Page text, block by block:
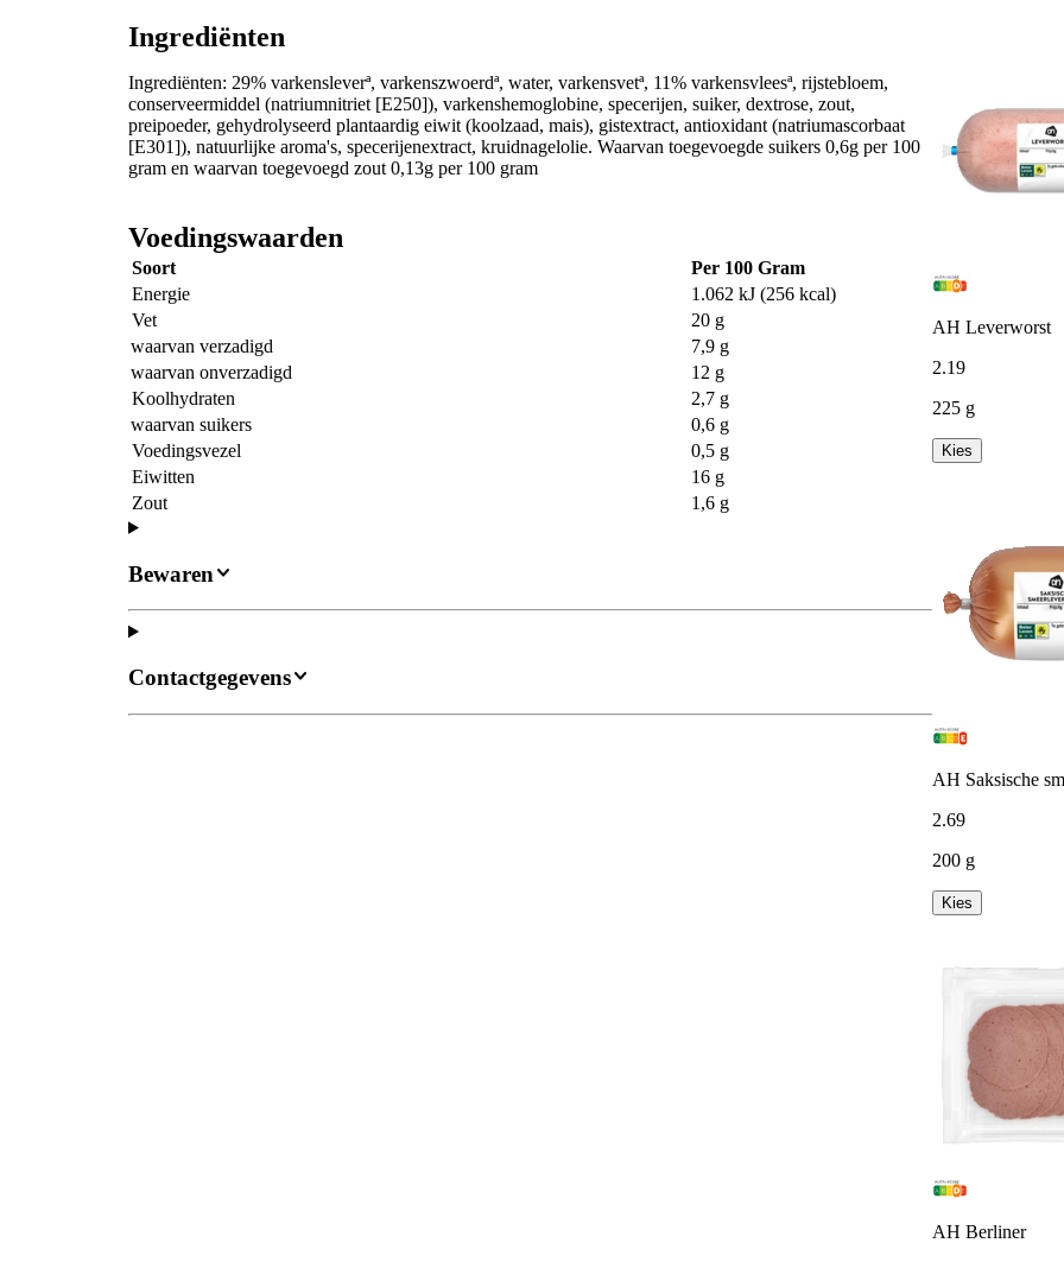
Ingrediënten
Ingrediënten: 29% varkensleverª, varkenszwoerdª, water, varkensvetª, 11% varkensvleesª, rijstebloem,
conserveermiddel (natriumnitriet [E250]), varkenshemoglobine, specerijen, suiker, dextrose, zout,
preipoeder, gehydrolyseerd plantaardig eiwit (koolzaad, mais), gistextract, antioxidant (natriumascorbaat
[E301]), natuurlijke aroma's, specerijenextract, kruidnagelolie. Waarvan toegevoegde suikers 0,6g per 100
gram en waarvan toegevoegd zout 0,13g per 100 gram
Voedingswaarden
Soort
Per 100 Gram
Energie
1.062 kJ (256 kcal)
Vet
20 g
waarvan verzadigd
7,9 g
waarvan onverzadigd
12 g
Koolhydraten
2,7 g
waarvan suikers
0,6 g
Voedingsvezel
0,5 g
Eiwitten
16 g
Zout
1,6 g
Bewaren
Contactgegevens
AH Leverworst
2.19
225 g
Kies
AH Saksische
2.69
200 g
Kies
AH Berliner